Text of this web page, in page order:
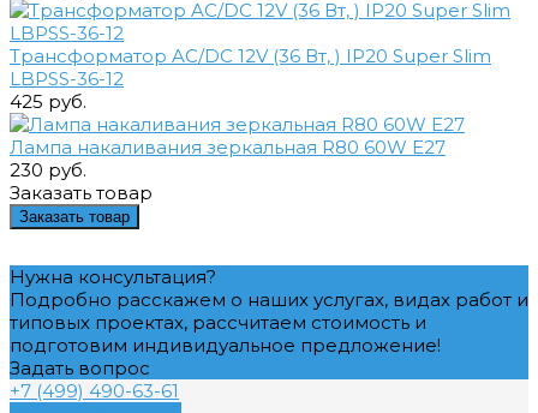
Трансформатор AC/DC 12V (36 Вт, ) IP20 Super Slim
LBPSS-36-12
425 руб.
Лампа накаливания зеркальная R80 60W E27
230 руб.
Заказать товар
Заказать товар
Нужна консультация?
Подробно расскажем о наших услугах, видах работ и
типовых проектах, рассчитаем стоимость и
подготовим индивидуальное предложение!
Задать вопрос
+7 (499) 490-63-61